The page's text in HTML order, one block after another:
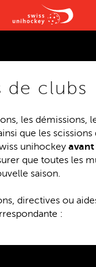
de clubs
les démissions,
que les
unihockey avant
que toutes les
saison.
directives ou
: